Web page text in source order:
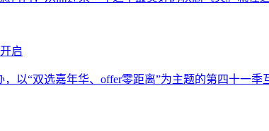
启
以“双选嘉年华、offer零距离”为主题的第四十一